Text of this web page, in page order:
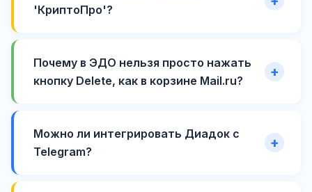
'КриптоПро'?
Почему в ЭДО нельзя просто нажать
кнопку Delete, как в корзине Mail.ru?
Можно ли интегрировать Диадок с
Telegram?